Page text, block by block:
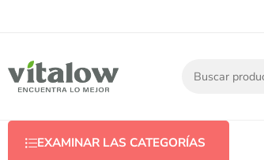
EXAMINAR LAS CATEGORÍAS